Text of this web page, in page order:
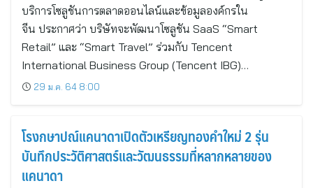
บริการโซลูชันการตลาดออนไลน์และข้อมูลองค์กรใน
จีน ประกาศว่า บริษัทจะพัฒนาโซลูชัน SaaS “Smart
Retail” และ “Smart Travel” ร่วมกับ Tencent
International Business Group (Tencent IBG)…
29 ม.ค. 64 8:00
โรงกษาปณ์แคนาดาเปิดตัวเหรียญทองคำใหม่ 2 รุ่น
บันทึกประวัติศาสตร์และวัฒนธรรมที่หลากหลายของ
แคนาดา